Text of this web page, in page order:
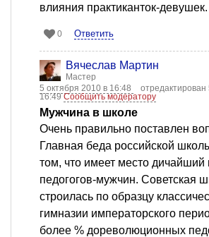
влияния практиканток-девушек.
0 Ответить
Вячеслав Мартин
Мастер
5 октября 2010 в 16:48
отредактирован
16:49Сообщить модератору
Мужчина в школе
Очень правильно поставлен
Главная беда российской
том, что имеет место дичайший
педогогов-мужчин. Советская
строилась по образцу
гимназии императорского
более % дореволюционных